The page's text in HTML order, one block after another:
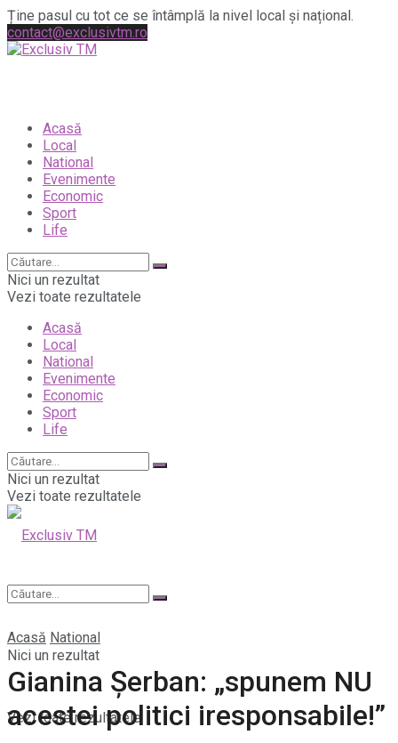
Ține pasul cu tot ce se întâmplă la nivel local și național.
contact@exclusivtm.ro
Acasă
Local
National
Evenimente
Economic
Sport
Life
Nici un rezultat
Vezi toate rezultatele
Acasă
Local
National
Evenimente
Economic
Sport
Life
Nici un rezultat
Vezi toate rezultatele
Nici un rezultat
Vezi toate rezultatele
Acasă National
Gianina Șerban: „spunem NU
acestei politici iresponsabile!”